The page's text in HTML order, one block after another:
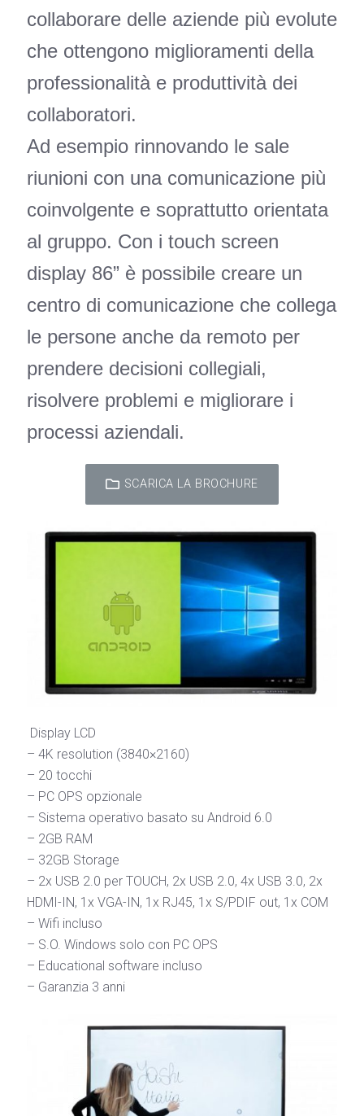
collaborare delle aziende più evolute
che ottengono miglioramenti della
professionalità e produttività dei
collaboratori.
Ad esempio rinnovando le sale
riunioni con una comunicazione più
coinvolgente e soprattutto orientata
al gruppo. Con i touch screen
display 86” è possibile creare un
centro di comunicazione che collega
le persone anche da remoto per
prendere decisioni collegiali,
risolvere problemi e migliorare i
processi aziendali.
SCARICA LA BROCHURE
Display LCD
– 4K resolution (3840×2160)
– 20 tocchi
– PC OPS opzionale
– Sistema operativo basato su Android 6.0
– 2GB RAM
– 32GB Storage
– 2x USB 2.0 per TOUCH, 2x USB 2.0, 4x USB 3.0, 2x
HDMI-IN, 1x VGA-IN, 1x RJ45, 1x S/PDIF out, 1x COM
– Wifi incluso
– S.O. Windows solo con PC OPS
– Educational software incluso
– Garanzia 3 anni